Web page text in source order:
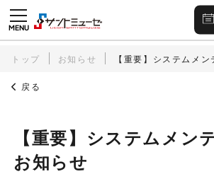
トップ お知らせ 【重要】システムメ
戻る
【重要】システムメン
お知らせ